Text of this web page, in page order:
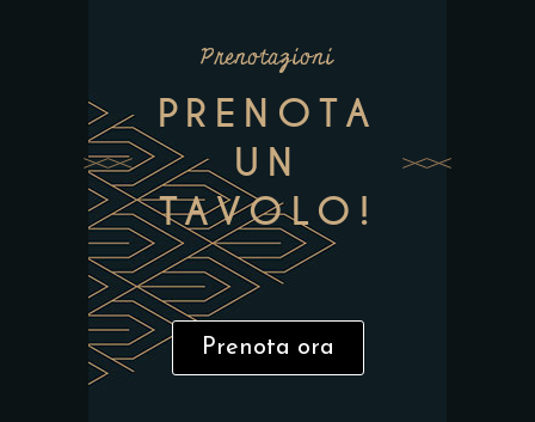
Prenotazioni
PRENOTA
UN
TAVOLO!
Prenota ora